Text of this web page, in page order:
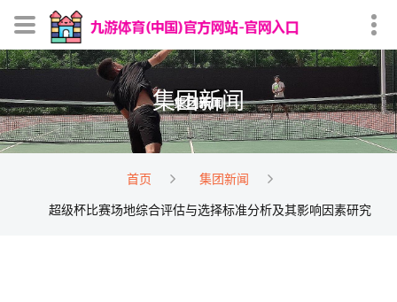
集团新闻
首页
集团新闻
超级杯比赛场地综合评估与选择标准分析及其影响因素研究